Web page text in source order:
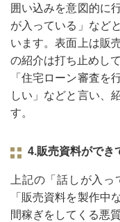
囲い込みを意図的に
が入っている」など
います。表面上は販
の紹介は打ち止めし
「住宅ローン審査を
しい」などと言い、
す。
4.販売資料ができ
上記の「話しが入
「販売資料を製作中
間稼ぎをしてくる悪